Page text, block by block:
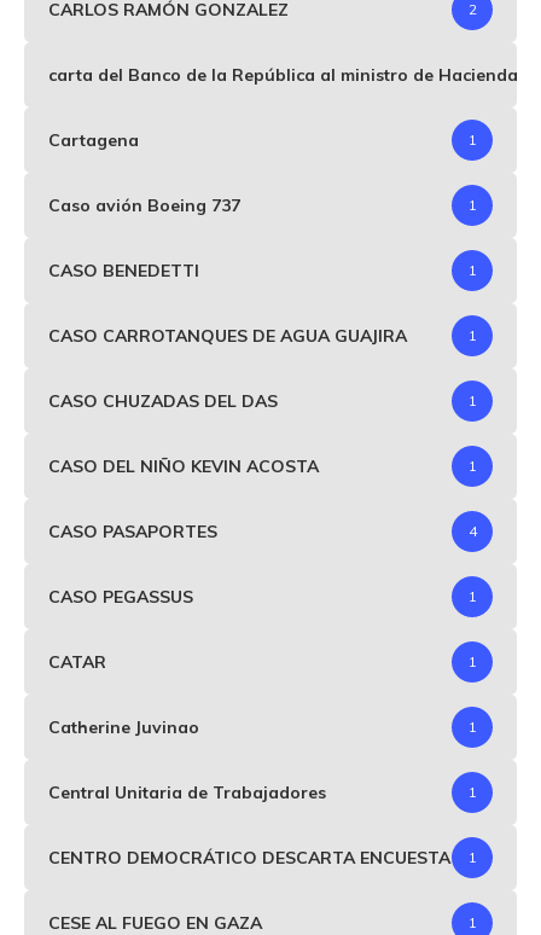
CARLOS RAMÓN GONZALEZ 2
carta del Banco de la República al ministro de Hacienda
Cartagena 1
Caso avión Boeing 737 1
CASO BENEDETTI 1
CASO CARROTANQUES DE AGUA GUAJIRA 1
CASO CHUZADAS DEL DAS 1
CASO DEL NIÑO KEVIN ACOSTA 1
CASO PASAPORTES 4
CASO PEGASSUS 1
CATAR 1
Catherine Juvinao 1
Central Unitaria de Trabajadores 1
CENTRO DEMOCRÁTICO DESCARTA ENCUESTA 1
CESE AL FUEGO EN GAZA 1